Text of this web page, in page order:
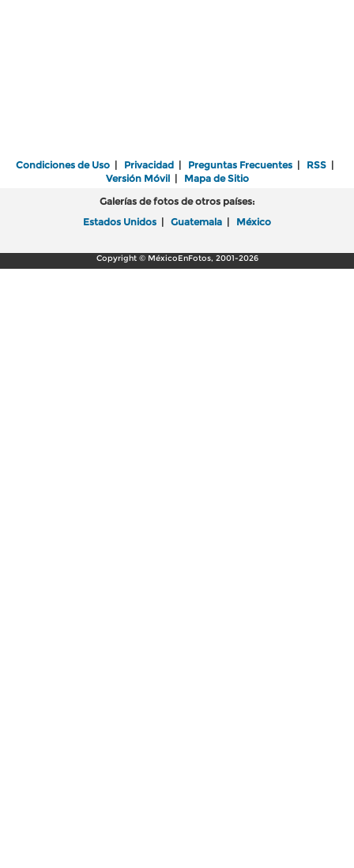
Condiciones de Uso | Privacidad | Preguntas Frecuentes | RSS |
Versión Móvil| Mapa de Sitio
Galerías de fotos de otros países:
Estados Unidos | Guatemala | México
Copyright © MéxicoEnFotos, 2001-2026